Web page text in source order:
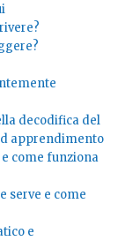
decodifica del
apprendimento
e come funziona
serve e come
e